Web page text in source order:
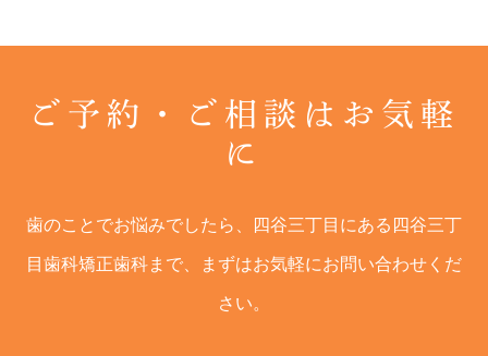
ご予約・ご相談はお気軽
に
歯のことでお悩みでしたら、四谷三丁目にある四谷三丁
目歯科矯正歯科まで、まずはお気軽にお問い合わせくだ
さい。